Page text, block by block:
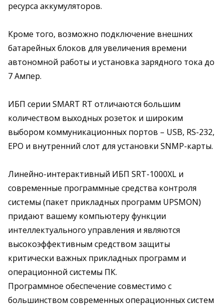
ресурса аккумуляторов.
Кроме того, возможно подключение внешних
батарейных блоков для увеличения времени
автономной работы и установка зарядного тока до
7 Ампер.
ИБП серии SMART RT отличаются большим
количеством выходных розеток и широким
выбором коммуникационных портов – USB, RS-232,
EPO и внутренний слот для установки SNMP-карты.
Линейно-интерактивный ИБП SRT-1000XL и
современные программные средства контроля
системы (пакет прикладных программ UPSMON)
придают вашему компьютеру функции
интеллектуального управления и являются
высокоэффективным средством защиты
критически важных прикладных программ и
операционной системы ПК.
Программное обеспечение совместимо с
большинством современных операционных систем